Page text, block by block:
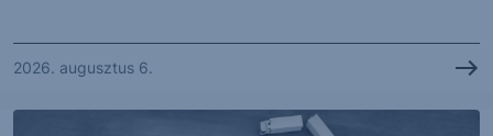
2026. augusztus 6.